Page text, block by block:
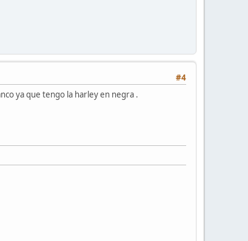
#4
ya que tengo la harley en negra .